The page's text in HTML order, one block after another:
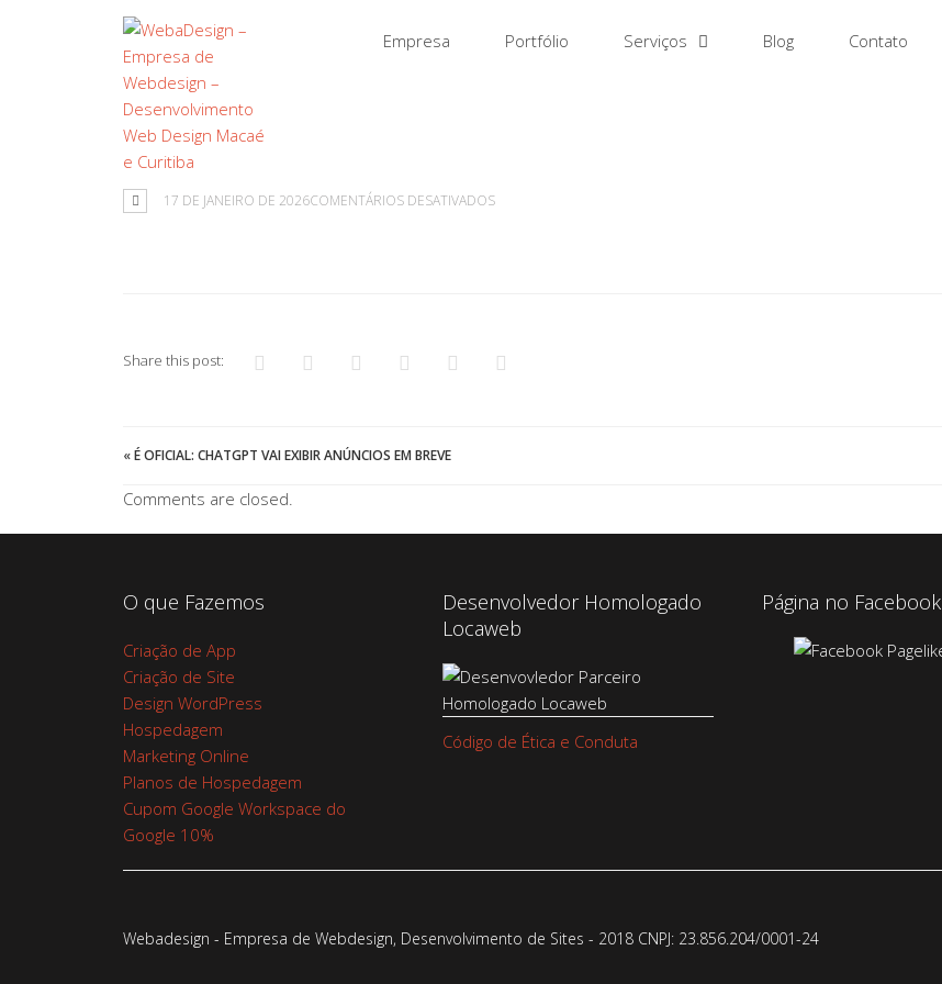
Empresa Portfólio Serviços Blog Contato
17 DE JANEIRO DE 2026COMENTÁRIOS DESATIVADOSEM
Share this post:
«É OFICIAL: CHATGPT VAI EXIBIR ANÚNCIOS EM BREVE
Comments are closed.
O que Fazemos
Criação de App
Criação de Site
Design WordPress
Hospedagem
Marketing Online
Planos de Hospedagem
Cupom Google Workspace do
Google 10%
Desenvolvedor Homologado
Locaweb
Código de Ética e Conduta
Página no Facebook
Webadesign - Empresa de Webdesign, Desenvolvimento de Sites - 2018 CNPJ: 23.856.204/0001-­24